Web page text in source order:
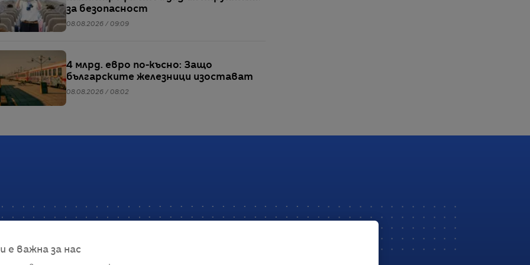
за безопасност
08.08.2026 / 09:09
4 млрд. евро по-късно: Защо
българските железници изостават
08.08.2026 / 08:02
е важна за нас